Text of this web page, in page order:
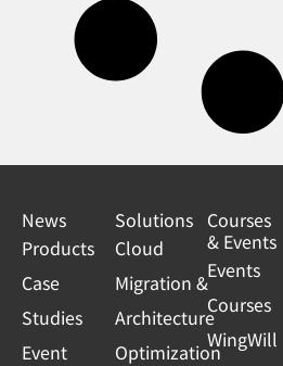
News
Products
Case
Studies
Event
Solutions
Cloud
Migration &
Architecture
Optimization
Courses
& Events
Events
Courses
WingWill